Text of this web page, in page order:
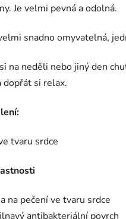
Je velmi pevná a odolná.
snadno omyvatelná,
na neděli nebo jiný den
dopřát si relax.
tvaru srdce
na pečení ve tvaru srdce
antibakteriální povrch